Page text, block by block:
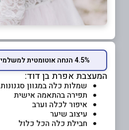
4.5% הנחה אוטומטית למשלמים בכרטיס המועדון
המעצבת אפרת בן דוד:
שמלות כלה במגוון סגנונות
תפירה בהתאמה אישית
איפור לכלה וערב
עיצוב שיער
חבילת כלה הכל כלול